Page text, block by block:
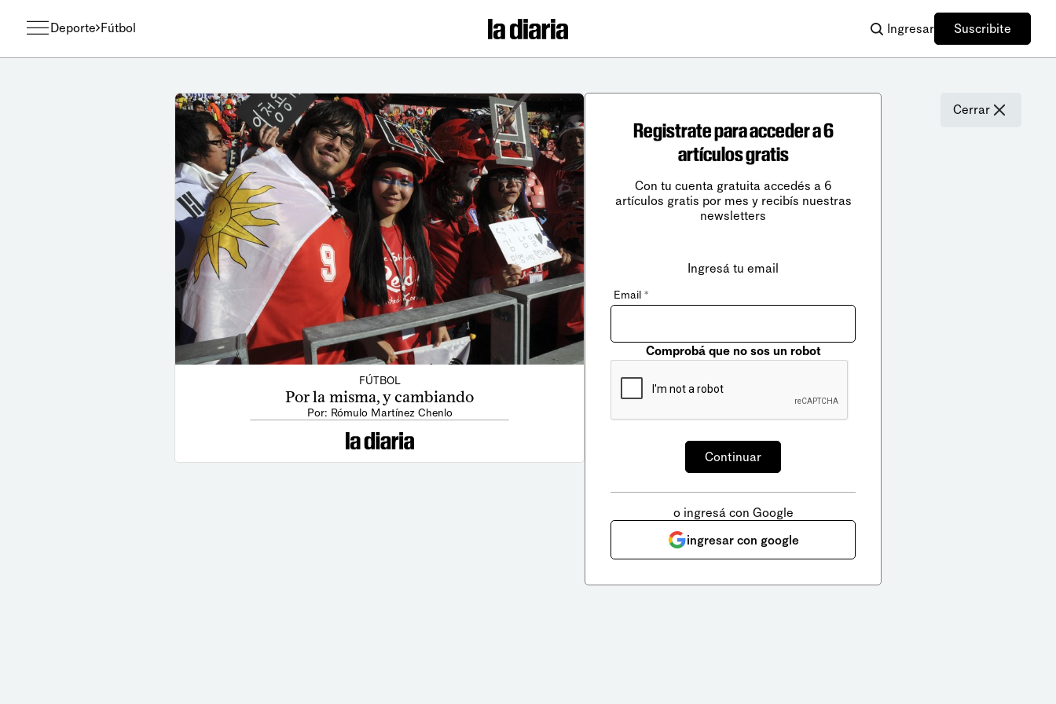
Deporte Fútbol Ingresar Suscribite
FÚTBOL
Por la misma, y cambiando
Por: Rómulo Martínez Chenlo
Cerrar
Registrate para acceder a 6
artículos gratis
Con tu cuenta gratuita accedés a 6
artículos gratis por mes y recibís nuestras
newsletters
Ingresá tu email
Email *
Comprobá que no sos un robot
o ingresá con Google
ingresar con google